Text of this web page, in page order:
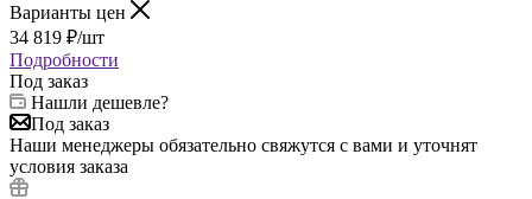
Варианты цен
34 819 ₽/шт
Подробности
Под заказ
Нашли дешевле?
Под заказ
Наши менеджеры обязательно свяжутся с вами и уточнят
условия заказа